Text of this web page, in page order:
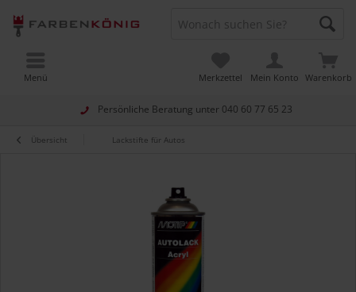
Persönliche Beratung unter 040 60 77 65 23
Warenkorb
Merkzettel Mein Konto
Menü
Übersicht Lackstifte für Autos